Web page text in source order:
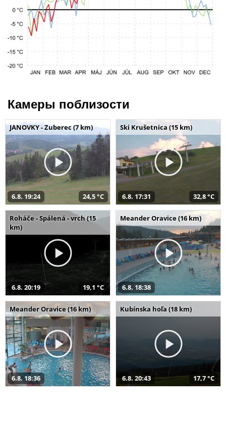
Камеры поблизости
JANOVKY - Zuberec (7 km)
6.8. 19:24 24,5 °C
Ski Krušetnica (15 km)
6.8. 17:31 32,8 °C
Roháče - Spálená - vrch (15
km)
6.8. 20:19 19,1 °C
Meander Oravice (16 km)
6.8. 18:38
Meander Oravice (16 km)
6.8. 18:36
Kubínska hoľa (18 km)
6.8. 20:43 17,7 °C